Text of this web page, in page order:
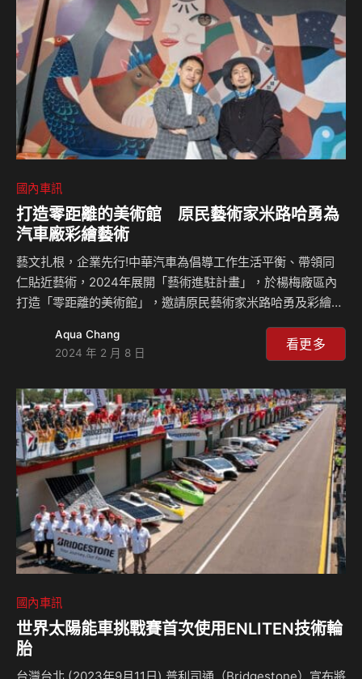
SPACE，每款車型都在不同時代發揮重要影響力。從過去講求
耐用、實用的生財工具，到如今講究安全、舒適、跨界應用的
設計理念，我們始終致力於成為車主最值得信賴的移動夥伴…
國內車訊
打造零距離的美術館 原民藝術家米路哈勇為
汽車廠彩繪藝術
藝文扎根，企業先行!中華汽車為倡導工作生活平衡、帶領同
仁貼近藝術，2024年展開「藝術進駐計畫」，於楊梅廠區內
打造「零距離的美術館」，邀請原民藝術家米路哈勇及彩繪助
作主軸，連結原民關懷、生態永續等意念，繪製「傳承」、
「希望」、「守護」及「迎向」四幅大型藝術牆，藉由畫筆傳
生不息」的藝術饗宴 中華汽車自2019年起著手進行「辦公室
改善計畫」，陸續更新員工圖書館、品牌館、咖啡廳及辦公室
等工作場域，近年預計投入4億元改善員工宿舍及運動中心，
2024年也首度結合藝文，將公共藝術創作搬進廠區，以優…
Aqua Chang
2024 年 2 月 8 日
看更多
國內車訊
世界太陽能車挑戰賽首次使用ENLITEN技術輪
胎